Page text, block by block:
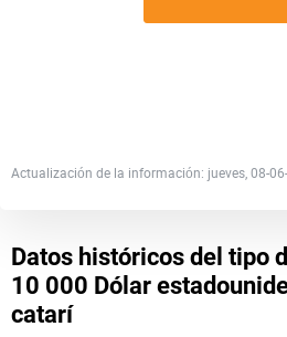
Actualización de la información: jueves, 08-
Datos históricos del tipo
10 000 Dólar
catarí